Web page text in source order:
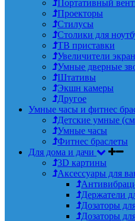
Портативный
Проекторы
Стилусы
Столики для
ТВ приставки
Увеличители
Умные дверные
Штативы
Экшн камеры
Другое
Умные часы и фитнес
Детские умные
Умные часы
Фитнес браслеты
Для дома и дачи
3D картины
Аксессуары для
Держатели
Дозаторы
Дозаторы